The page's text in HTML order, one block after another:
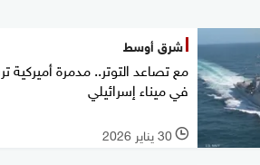
شرق أوسط
مع تصاعد التوتر.. مدمرة أميركية
في ميناء إسرائيلي
l 30 يناير 2026